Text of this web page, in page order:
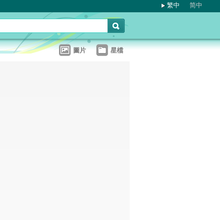
繁中 简中
圖片 星檔